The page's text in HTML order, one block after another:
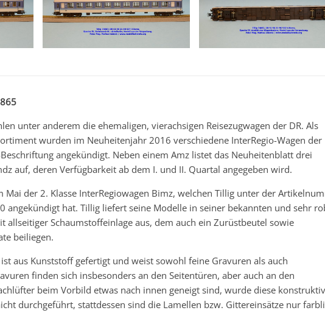
unter anderem die ehemaligen, vierachsigen Reisezugwagen der DR. Als
wurden im Neuheitenjahr 2016 verschiedene InterRegio-Wagen der
angekündigt. Neben einem Amz listet das Neuheitenblatt drei
auf, deren Verfügbarkeit ab dem I. und II. Quartal angegeben wird.
Mai der 2. Klasse InterRegiowagen Bimz, welchen Tillig unter der
angekündigt hat. Tillig liefert seine Modelle in seiner bekannten und sehr
allseitiger Schaumstoffeinlage aus, dem auch ein Zurüstbeutel sowie
beiliegen.
aus Kunststoff gefertigt und weist sowohl feine Gravuren als auch
finden sich insbesonders an den Seitentüren, aber auch an den
beim Vorbild etwas nach innen geneigt sind, wurde diese
durchgeführt, stattdessen sind die Lamellen bzw. Gittereinsätze nur